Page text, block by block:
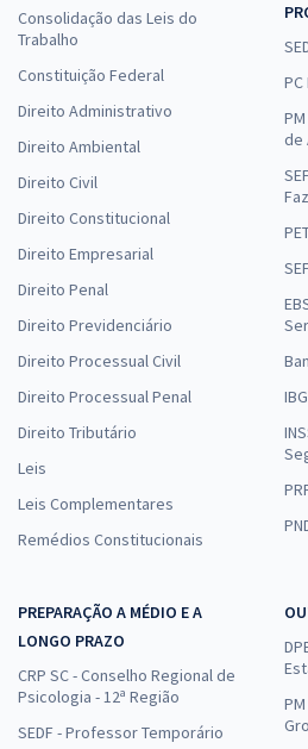
Consolidação das Leis do
Trabalho
Constituição Federal
Direito Administrativo
Direito Ambiental
Direito Civil
Direito Constitucional
Direito Empresarial
Direito Penal
Direito Previdenciário
Direito Processual Civil
Direito Processual Penal
Direito Tributário
Leis
Leis Complementares
Remédios Constitucionais
PC
de
PREPARAÇÃO A MÉDIO E A
LONGO PRAZO
CRP SC - Conselho Regional de
Psicologia - 12ª Região
SEDF - Professor Temporário